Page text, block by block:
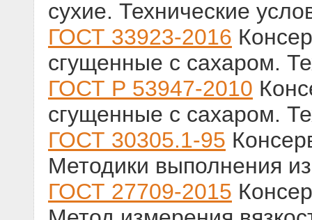
сухие. Технические
ГОСТ 33923-2016
сгущенные с сахаром.
ГОСТ Р 53947-2010
сгущенные с сахаром.
ГОСТ 30305.1-95
Методики выполнения
ГОСТ 27709-2015